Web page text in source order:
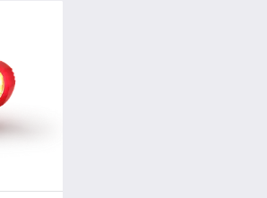
ECCO - Красная Опасная
на экскаваторы, погрузчики,
складскую технику. Красная Опасная
передвижений и зону
обеспечивает безопасность